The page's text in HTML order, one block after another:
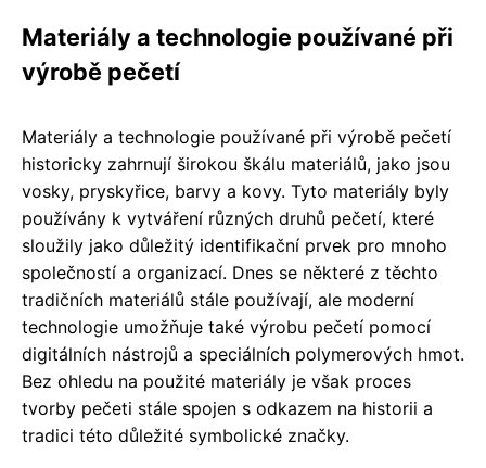
Materiály a technologie používané při
výrobě pečetí
Materiály a technologie používané při výrobě pečetí
historicky zahrnují širokou škálu materiálů, jako jsou
vosky, pryskyřice, barvy a kovy. Tyto materiály byly
používány k vytváření různých druhů pečetí, které
sloužily jako důležitý identifikační prvek pro mnoho
společností a organizací. Dnes se některé z těchto
tradičních materiálů stále používají, ale moderní
technologie umožňuje také výrobu pečetí pomocí
digitálních nástrojů a speciálních polymerových hmot.
Bez ohledu na použité materiály je však proces
tvorby pečeti stále spojen s odkazem na historii a
tradici této důležité symbolické značky.